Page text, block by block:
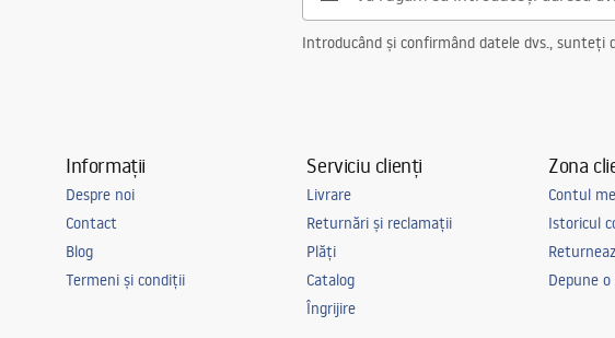
Introducând și confirmând datele dvs.,
Informații
Despre noi
Contact
Blog
Termeni și condiții
Serviciu clienți
Livrare
Returnări și reclamații
Plăți
Catalog
Îngrijire
Zona
Contul
Istoricul
Depune